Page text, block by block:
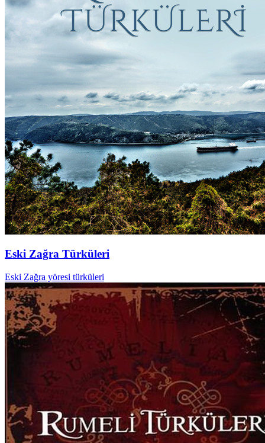
Eski Zağra Türküleri
Eski Zağra yöresi türküleri